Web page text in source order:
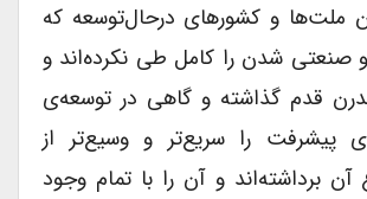
ملت‌ها و کشورهای درحال‌توسعه که
صنعتی شدن را کامل طی نکرده‌اند و
قدم گذاشته‌ و گاهی در توسعه‌ی
پیشرفت را سریع‌تر و وسیع‌تر از
برداشته‌اند و آن را با تمام وجود